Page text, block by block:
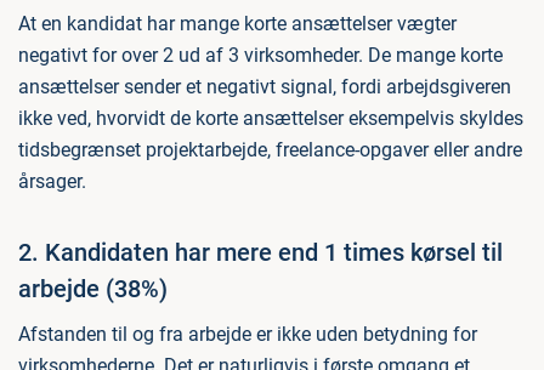
At en kandidat har mange korte ansættelser vægter
negativt for over 2 ud af 3 virksomheder. De mange korte
ansættelser sender et negativt signal, fordi arbejdsgiveren
ikke ved, hvorvidt de korte ansættelser eksempelvis skyldes
tidsbegrænset projektarbejde, freelance-opgaver eller andre
årsager.
2. Kandidaten har mere end 1 times kørsel til
arbejde (38%)
Afstanden til og fra arbejde er ikke uden betydning for